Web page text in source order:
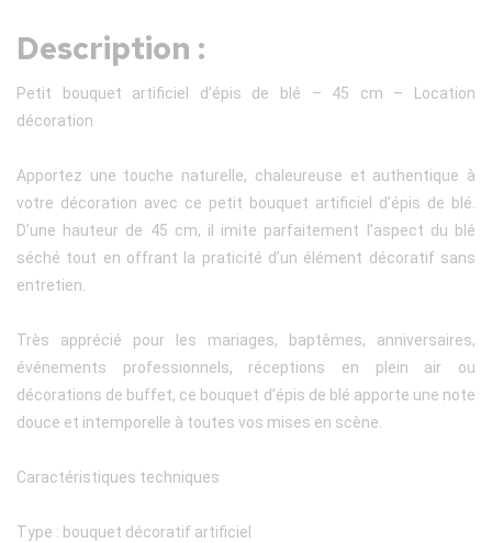
Description :
Petit bouquet artificiel d’épis de blé – 45 cm – Location
décoration
Apportez une touche naturelle, chaleureuse et authentique à
votre décoration avec ce petit bouquet artificiel d’épis de blé.
D’une hauteur de 45 cm, il imite parfaitement l’aspect du blé
séché tout en offrant la praticité d’un élément décoratif sans
entretien.
Très apprécié pour les mariages, baptêmes, anniversaires,
événements professionnels, réceptions en plein air ou
décorations de buffet, ce bouquet d’épis de blé apporte une note
douce et intemporelle à toutes vos mises en scène.
Caractéristiques techniques
Type : bouquet décoratif artificiel